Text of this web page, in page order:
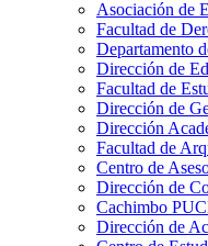
Asociación de
Facultad de
Departamento
Dirección de
Facultad de
Dirección de
Dirección
Facultad de
Centro de
Dirección de
Cachimbo
Dirección de